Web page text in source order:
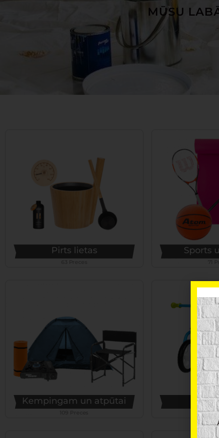
MŪSU
Pirts lietas Sports
Kempingam un atpūtai
116